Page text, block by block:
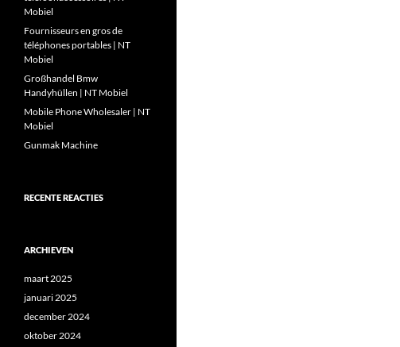
Mobiel
Fournisseurs en gros de
téléphones portables | NT
Mobiel
Großhandel Bmw
Handyhüllen | NT Mobiel
Mobile Phone Wholesaler | NT
Mobiel
Gunmak Machine
RECENTE REACTIES
ARCHIEVEN
maart 2025
januari 2025
december 2024
oktober 2024